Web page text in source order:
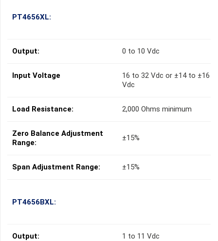
PT4656XL:
Output: 0 to 10 Vdc
Input Voltage
16 to 32 Vdc or ±14 to ±16
Vdc
Load Resistance: 2,000 Ohms minimum
Zero Balance Adjustment
Range:
±15%
Span Adjustment Range: ±15%
PT4656BXL:
Output: 1 to 11 Vdc